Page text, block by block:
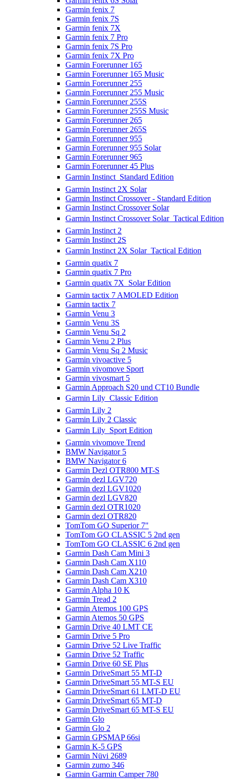
Garmin fenix 7
Garmin fenix 7S
Garmin fenix 7X
Garmin fenix 7 Pro
Garmin fenix 7S Pro
Garmin fenix 7X Pro
Garmin Forerunner 165
Garmin Forerunner 165 Music
Garmin Forerunner 255
Garmin Forerunner 255 Music
Garmin Forerunner 255S
Garmin Forerunner 255S Music
Garmin Forerunner 265
Garmin Forerunner 265S
Garmin Forerunner 955
Garmin Forerunner 955 Solar
Garmin Forerunner 965
Garmin Forerunner 45 Plus
Garmin Instinct  Standard Edition
Garmin Instinct 2X Solar
Garmin Instinct Crossover - Standard Edition
Garmin Instinct Crossover Solar
Garmin Instinct Crossover Solar  Tactical Edition
Garmin Instinct 2
Garmin Instinct 2S
Garmin Instinct 2X Solar  Tactical Edition
Garmin quatix 7
Garmin quatix 7 Pro
Garmin quatix 7X  Solar Edition
Garmin tactix 7 AMOLED Edition
Garmin tactix 7
Garmin Venu 3
Garmin Venu 3S
Garmin Venu Sq 2
Garmin Venu 2 Plus
Garmin Venu Sq 2 Music
Garmin vivoactive 5
Garmin vivomove Sport
Garmin vivosmart 5
Garmin Approach S20 und CT10 Bundle
Garmin Lily  Classic Edition
Garmin Lily 2
Garmin Lily 2 Classic
Garmin Lily  Sport Edition
Garmin vivomove Trend
BMW Navigator 5
BMW Navigator 6
Garmin Dezl OTR800 MT-S
Garmin dezl LGV720
Garmin dezl LGV1020
Garmin dezl LGV820
Garmin dezl OTR1020
Garmin dezl OTR820
TomTom GO Superior 7"
TomTom GO CLASSIC 5 2nd gen
TomTom GO CLASSIC 6 2nd gen
Garmin Dash Cam Mini 3
Garmin Dash Cam X110
Garmin Dash Cam X210
Garmin Dash Cam X310
Garmin Alpha 10 K
Garmin Tread 2
Garmin Atemos 100 GPS
Garmin Atemos 50 GPS
Garmin Drive 40 LMT CE
Garmin Drive 5 Pro
Garmin Drive 52 Live Traffic
Garmin Drive 52 Traffic
Garmin Drive 60 SE Plus
Garmin DriveSmart 55 MT-D
Garmin DriveSmart 55 MT-S EU
Garmin DriveSmart 61 LMT-D EU
Garmin DriveSmart 65 MT-D
Garmin DriveSmart 65 MT-S EU
Garmin Glo
Garmin Glo 2
Garmin GPSMAP 66si
Garmin K-5 GPS
Garmin Nüvi 2689
Garmin zumo 346
Garmin Garmin Camper 780